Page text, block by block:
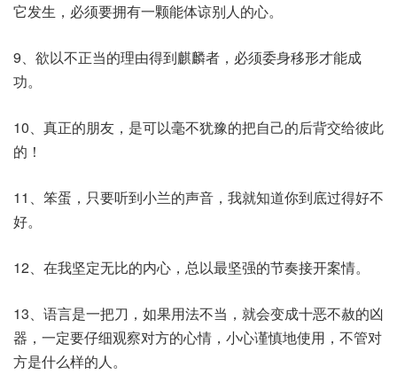
它发生，必须要拥有一颗能体谅别人的心。
9、欲以不正当的理由得到麒麟者，必须委身移形才能成
功。
10、真正的朋友，是可以毫不犹豫的把自己的后背交给彼此
的！
11、笨蛋，只要听到小兰的声音，我就知道你到底过得好不
好。
12、在我坚定无比的内心，总以最坚强的节奏接开案情。
13、语言是一把刀，如果用法不当，就会变成十恶不赦的凶
器，一定要仔细观察对方的心情，小心谨慎地使用，不管对
方是什么样的人。